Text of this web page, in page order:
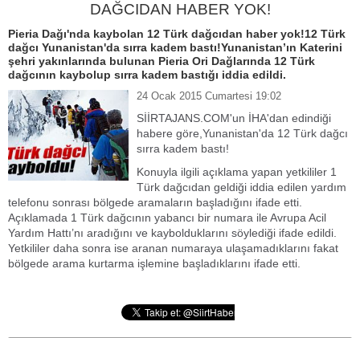
DAĞCIDAN HABER YOK!
Pieria Dağı'nda kaybolan 12 Türk dağcıdan haber yok!12 Türk
dağcı Yunanistan'da sırra kadem bastı!Yunanistan’ın Katerini
şehri yakınlarında bulunan Pieria Ori Dağlarında 12 Türk
dağcının kaybolup sırra kadem bastığı iddia edildi.
24 Ocak 2015 Cumartesi 19:02
SİİRTAJANS.COM'un İHA'dan edindiği
habere göre,Yunanistan'da 12 Türk dağcı
sırra kadem bastı!
Konuyla ilgili açıklama yapan yetkililer 1
Türk dağcıdan geldiği iddia edilen yardım
telefonu sonrası bölgede aramaların başladığını ifade etti.
Açıklamada 1 Türk dağcının yabancı bir numara ile Avrupa Acil
Yardım Hattı’nı aradığını ve kaybolduklarını söylediği ifade edildi.
Yetkililer daha sonra ise aranan numaraya ulaşamadıklarını fakat
bölgede arama kurtarma işlemine başladıklarını ifade etti.